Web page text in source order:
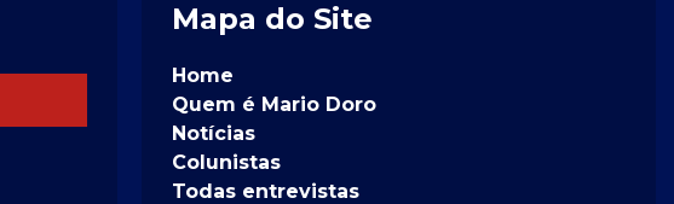
Mapa do Site
Home
Quem é Mario Doro
Notícias
Colunistas
Todas entrevistas